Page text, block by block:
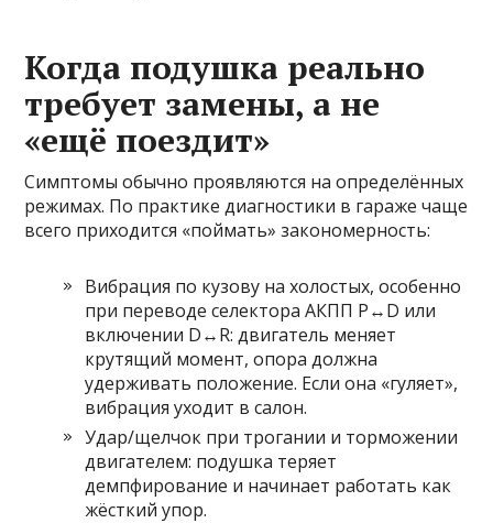
Когда подушка реально
требует замены, а не
«ещё поездит»
Симптомы обычно проявляются на определённых
режимах. По практике диагностики в гараже чаще
всего приходится «поймать» закономерность:
Вибрация по кузову на холостых, особенно
при переводе селектора АКПП P↔D или
включении D↔R: двигатель меняет
крутящий момент, опора должна
удерживать положение. Если она «гуляет»,
вибрация уходит в салон.
Удар/щелчок при трогании и торможении
двигателем: подушка теряет
демпфирование и начинает работать как
жёсткий упор.